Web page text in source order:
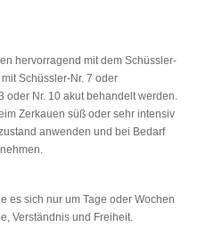
hervorragend mit dem Schüssler-
Schüssler-Nr. 7 oder
oder Nr. 10 akut behandelt werden.
Zerkauen süß oder sehr intensiv
anwenden und bei Bedarf
es sich nur um Tage oder Wochen
Verständnis und Freiheit.